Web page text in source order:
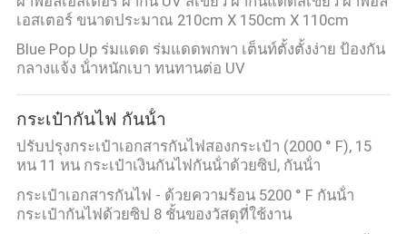
เอสเตอร์ ขนาดประมาณ 210cm X 150cm X 110cm
Blue Pop Up ร่มแดด ร่มแดดพกพา เต็นท์ตั้งตั้งง่าย ป้องกัน
กลางแจ้ง น้ําหนักเบา ทนทานต่อ UV
กระเป๋ากันไฟ กันน้ํา
ปรับปรุงกระเป๋าเอกสารกันไฟสองกระเป๋า (2000 ° F), 15
หน 11 หน กระเป๋าเงินกันไฟกันน้ําด้วยซิป, กันน้ํา
กระเป๋าเอกสารกันไฟ - ด้วยความร้อน 5200 ° F กันน้ํา
กระเป๋ากันไฟด้วยซิป 8 ชั้นของวัสดุที่ใช้งาน